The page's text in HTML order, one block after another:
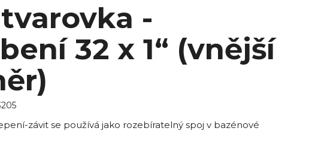
tvarovka -
32 x 1“ (vnější
závit se používá jako rozebíratelný spoj v bazénové